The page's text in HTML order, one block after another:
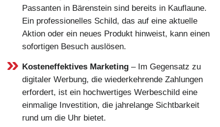
Passanten in Bärenstein sind bereits in Kauflaune.
Ein professionelles Schild, das auf eine aktuelle
Aktion oder ein neues Produkt hinweist, kann einen
sofortigen Besuch auslösen.
Kosteneffektives Marketing – Im Gegensatz zu
digitaler Werbung, die wiederkehrende Zahlungen
erfordert, ist ein hochwertiges Werbeschild eine
einmalige Investition, die jahrelange Sichtbarkeit
rund um die Uhr bietet.